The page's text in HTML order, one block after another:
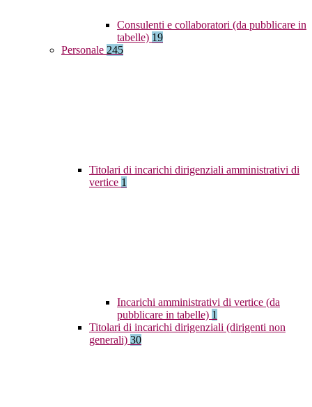
Consulenti e collaboratori (da pubblicare in
tabelle) 19
Personale 245
Titolari di incarichi dirigenziali amministrativi di
vertice 1
Incarichi amministrativi di vertice (da
pubblicare in tabelle) 1
Titolari di incarichi dirigenziali (dirigenti non
generali) 30